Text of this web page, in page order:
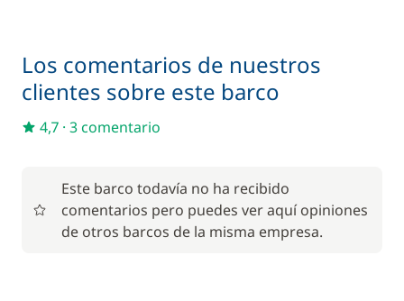
Gasto de One Way 200,00 €
Limpieza final
Transformador corriente 12V / 220 V 15,00 €
Los comentarios de nuestros
clientes sobre este barco
4,7 · 3 comentario
Este barco todavía no ha recibido
comentarios pero puedes ver aquí opiniones
de otros barcos de la misma empresa.